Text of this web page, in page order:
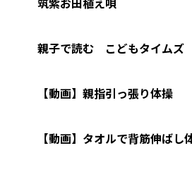
親子で読む こどもタイムズ
【動画】親指引っ張り体操
【動画】タオルで背筋伸ばし